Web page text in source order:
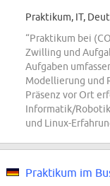
Praktikum, IT,
“Praktikum bei
Zwilling und
Aufgaben
Modellierung und
Präsenz vor Ort
Informatik/
und Linux-